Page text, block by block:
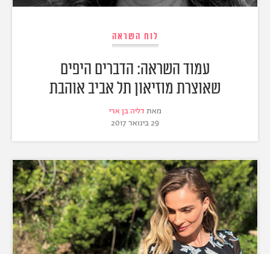
לוח השראה
עמוד השראה: הדברים היפים
שאוצרת מוזיאון תל אביב אוהבת
מאת דליה בן ארי
29 בינואר 2017